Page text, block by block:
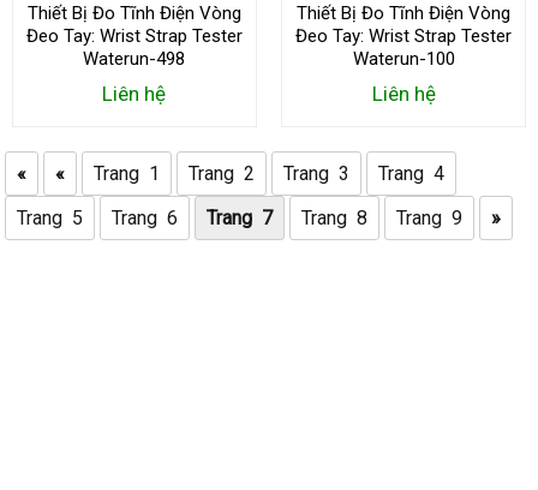
Thiết Bị Đo Tĩnh Điện Vòng
Đeo Tay: Wrist Strap Tester
Waterun-498
Liên hệ
Thiết Bị Đo Tĩnh Điện Vòng
Đeo Tay: Wrist Strap Tester
Waterun-100
Liên hệ
« « Trang 1 Trang 2 Trang 3
Trang 4
Trang 5
Trang 6 Trang 7 Trang 8 Trang 9 »